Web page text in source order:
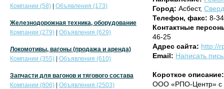
Город: Асбест,
Телефон, факс: 8-
Контактные
46-25
Адрес сайта: http://
Email: Написать
Короткое описание:
ООО «РПО-Центр» с
Компании (58)
Объявления (173)
Железнодорожная техника, оборудование
Компании (279)
Объявления (629)
Локомотивы, вагоны (продажа и аренда)
Компании (355)
Объявления (610)
Запчасти для вагонов и тягового состава
Компании (806)
Объявления (2503)